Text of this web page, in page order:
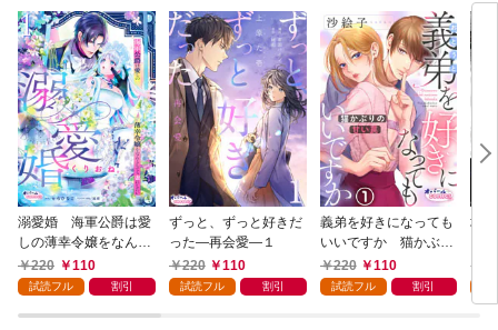
溺愛婚 海軍公爵は愛
しの薄幸令嬢をなんと
しても妻にしたい１
220 110
試読フル 割引
ずっと、ずっと好きだ
った―再会愛―１
220
110
試読フル 割引
義弟を好きになっても
いいですか 猫かぶり
の甘い罠１
220 110
試読フル 割引
壊
～１